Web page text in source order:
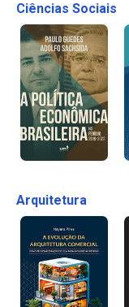
Ciências Sociais
Arquitetura